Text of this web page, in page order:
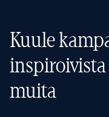
Kuule
muita